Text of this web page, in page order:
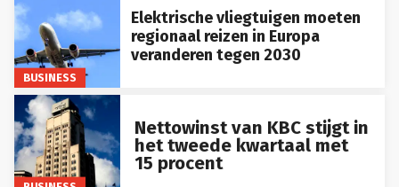
BUSINESS
Elektrische vliegtuigen moeten
regionaal reizen in Europa
veranderen tegen 2030
BUSINESS
Nettowinst van KBC stijgt in
het tweede kwartaal met
15 procent